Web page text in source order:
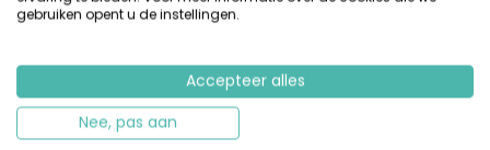
In de omgeving is voor elke gast wel iets aantrekkelijks
om te ondernemen. Ga bijvoorbeeld lekker actief hiken
in het Galloway Forest Park of neem de kleine prinsjes en
prinsesjes mee naar een van de kastelen in de
gebruiken opent u de instellingen.
Accepteer alles
Nee, pas aan